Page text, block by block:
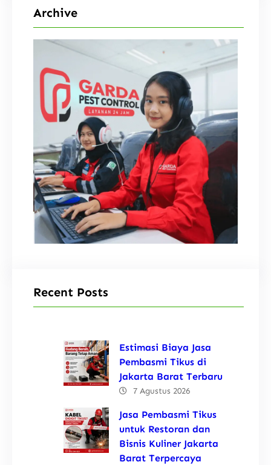
Archive
Recent Posts
Estimasi Biaya Jasa
Pembasmi Tikus di
Jakarta Barat Terbaru
7 Agustus 2026
Jasa Pembasmi Tikus
untuk Restoran dan
Bisnis Kuliner Jakarta
Barat Terpercaya